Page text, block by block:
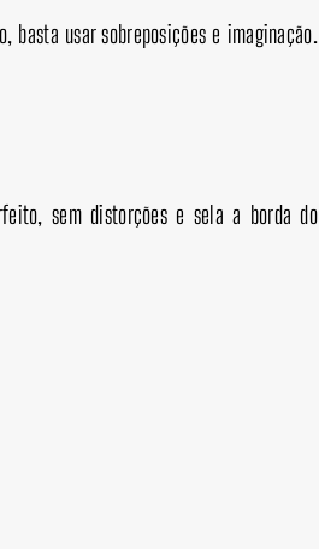
basta usar sobreposições e imaginação.
sem distorções e sela a borda do